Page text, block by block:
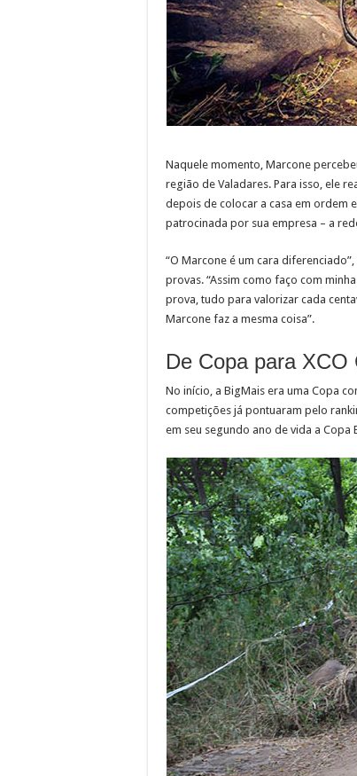
Naquele momento, Marcone
região de Valadares. Para isso, ele
depois de colocar a casa em ordem
patrocinada por sua empresa – a
“O Marcone é um cara
provas. “Assim como faço com
prova, tudo para valorizar cada
Marcone faz a mesma coisa”.
De Copa para XCO
No início, a BigMais era uma Copa
competições já pontuaram pelo
em seu segundo ano de vida a Copa